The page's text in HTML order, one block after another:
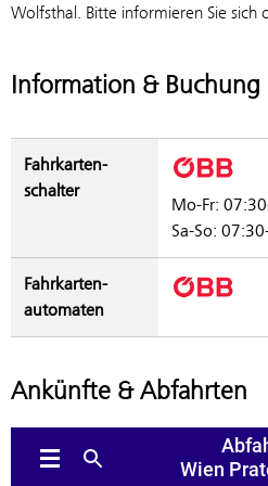
Wolfsthal. Bitte informieren Sie sich
Information & Buchung
Fahrkarten­
schalter
Mo-Fr:
Sa-So:
Fahrkarten­
automaten
Ankünfte & Abfahrten